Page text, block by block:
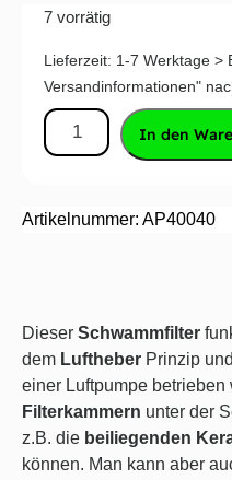
7 vorrätig
Lieferzeit: 1-7 Werktage >
Versandinformationen"
In den
Artikelnummer: AP40040
Dieser Schwammfilter
dem Luftheber Prinzip
einer Luftpumpe betrieben
Filterkammern unter der
z.B. die beiliegenden
können. Man kann aber